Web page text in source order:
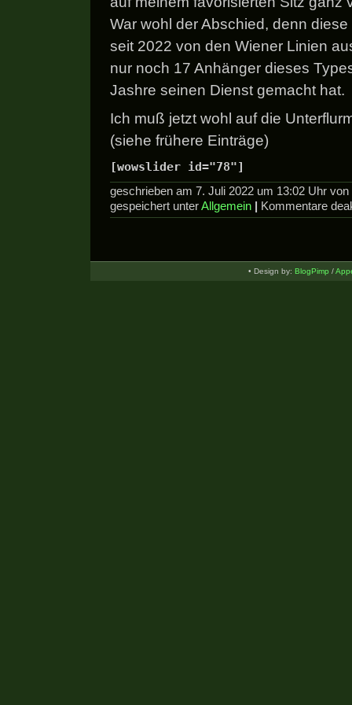
War wohl der Abschied, denn
seit 2022 von den Wiener Linien
nur noch 17 Anhänger dieses
Jashre seinen Dienst gemacht hat.
Ich muß jetzt wohl auf die
(siehe frühere Einträge)
[wowslider id="78"]
geschrieben am 7. Juli 2022 um 13:02 Uhr
gespeichert unterAllgemein Kommentare
• Design by: BlogPimp /